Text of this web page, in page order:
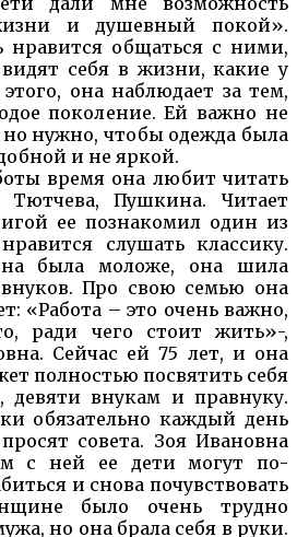
и душевный покой».
нравится общаться с ними,
себя в жизни, какие у
она наблюдает за тем,
поколение. Ей важно не
но нужно, чтобы одежда была
и не яркой.
время она любит читать
Тютчева, Пушкина. Читает
ее познакомил один из
слушать классику.
была моложе, она шила
Про свою семью она
«Работа – это очень важно,
ради чего стоит жить»-,
Сейчас ей 75 лет, и она
полностью посвятить себя
девяти внукам и правнуку.
обязательно каждый день
совета. Зоя Ивановна
с ней ее дети могут по-
и снова почувствовать
было очень трудно
но она брала себя в руки.